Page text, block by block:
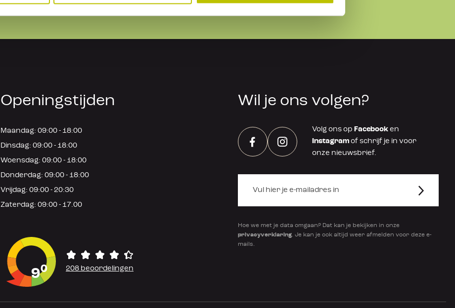
Openingstijden
Maandag: 09:00 - 18:00
Dinsdag: 09:00 - 18:00
Woensdag: 09:00 - 18:00
Donderdag: 09:00 - 18:00
Vrijdag: 09:00 - 20:30
Zaterdag: 09:00 - 17.00
Wil je ons volgen?
FacebookInstagram
Volg ons op Facebook en
Instagram of schrijf je in voor
onze nieuwsbrief.
Hoe we met je data omgaan? Dat kan je bekijken in onze
privacyverklaring. Je kan je ook altijd weer afmelden voor deze e-
mails.
90 208 beoordelingen